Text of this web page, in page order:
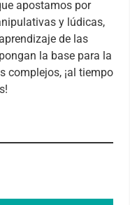
apostamos por
y lúdicas,
de las
la base para la
complejos, ¡al tiempo